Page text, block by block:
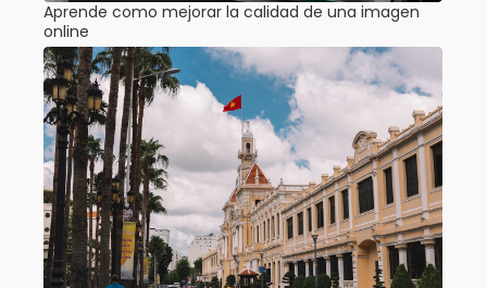
Aprende como mejorar la calidad de una imagen
online